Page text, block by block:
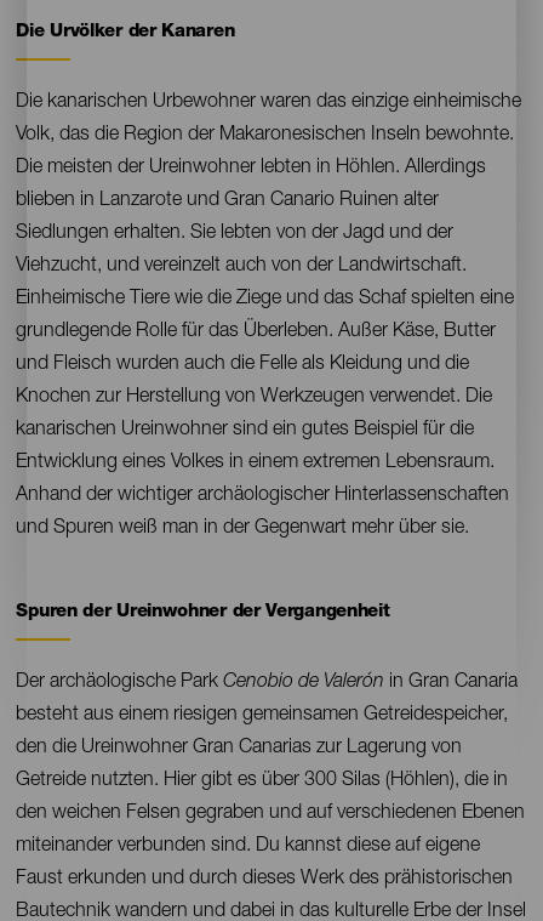
Contenido
Die Urvölker der Kanaren
Die kanarischen Urbewohner waren das einzige einheimische
Volk, das die Region der Makaronesischen Inseln bewohnte.
Die meisten der Ureinwohner lebten in Höhlen. Allerdings
blieben in Lanzarote und Gran Canario Ruinen alter
Siedlungen erhalten. Sie lebten von der Jagd und der
Viehzucht, und vereinzelt auch von der Landwirtschaft.
Einheimische Tiere wie die Ziege und das Schaf spielten eine
grundlegende Rolle für das Überleben. Außer Käse, Butter
und Fleisch wurden auch die Felle als Kleidung und die
Knochen zur Herstellung von Werkzeugen verwendet. Die
kanarischen Ureinwohner sind ein gutes Beispiel für die
Entwicklung eines Volkes in einem extremen Lebensraum.
Anhand der wichtiger archäologischer Hinterlassenschaften
und Spuren weiß man in der Gegenwart mehr über sie.
Contenido
Spuren der Ureinwohner der Vergangenheit
Der archäologische ParkCenobio de Valerón in Gran Canaria
besteht aus einem riesigen gemeinsamen Getreidespeicher,
den die Ureinwohner Gran Canarias zur Lagerung von
Getreide nutzten. Hier gibt es über 300 Silas (Höhlen), die in
den weichen Felsen gegraben und auf verschiedenen Ebenen
miteinander verbunden sind. Du kannst diese auf eigene
Faust erkunden und durch dieses Werk des prähistorischen
Bautechnik wandern und dabei in das kulturelle Erbe der Insel